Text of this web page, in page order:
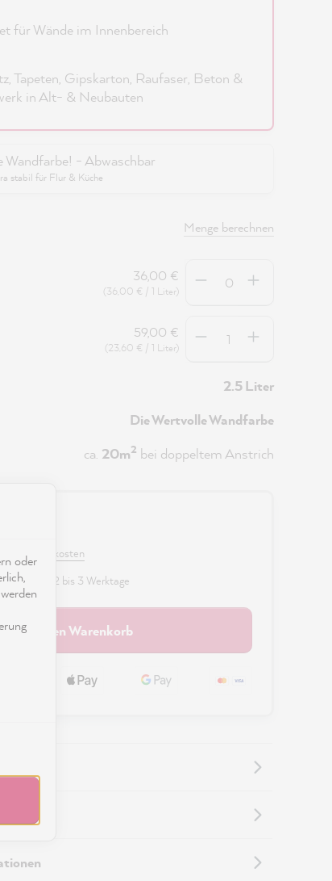
für Wände im Innenbereich
Tapeten, Gipskarton, Raufaser, Beton &
in Alt- & Neubauten
Wandfarbe! - Abwaschbar
stabil für Flur & Küche
Menge berechnen
36,00 €
(36,00 € / 1 Liter)
59,00 €
(23,60 € / 1 Liter)
2.5 Liter
Die Wertvolle Wandfarbe
ca. 20m2 bei doppeltem Anstrich
Versandkosten
2 bis 3 Werktage
In den Warenkorb
oder